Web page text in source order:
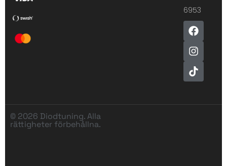
6953
© 2026 Diodtuning. Alla
rättigheter förbehållna.